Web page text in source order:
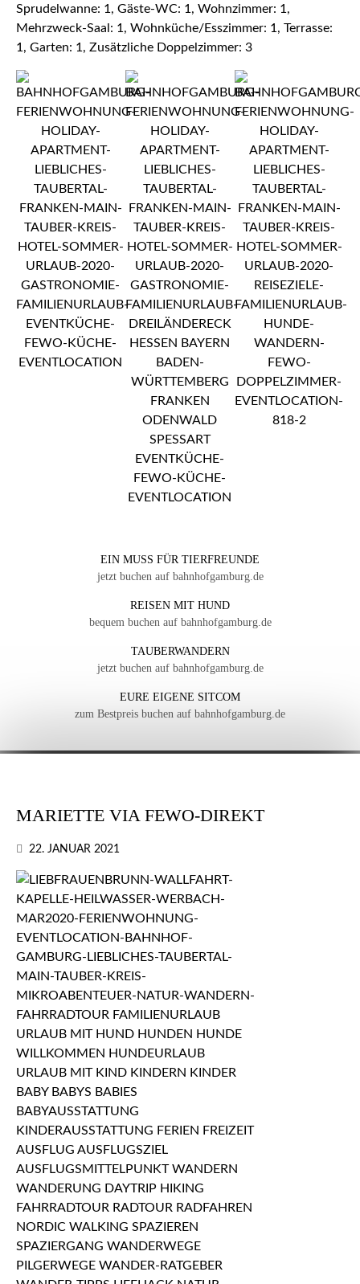
Sprudelwanne: 1, Gäste-WC: 1, Wohnzimmer: 1,
Mehrzweck-Saal: 1, Wohnküche/Esszimmer: 1, Terrasse:
1, Garten: 1, Zusätzliche Doppelzimmer: 3
EIN MUSS FÜR TIERFREUNDE
jetzt buchen auf bahnhofgamburg.de
REISEN MIT HUND
bequem buchen auf bahnhofgamburg.de
TAUBERWANDERN
jetzt buchen auf bahnhofgamburg.de
EURE EIGENE SITCOM
zum Bestpreis buchen auf bahnhofgamburg.de
MARIETTE VIA FEWO-DIREKT
22. JANUAR 2021